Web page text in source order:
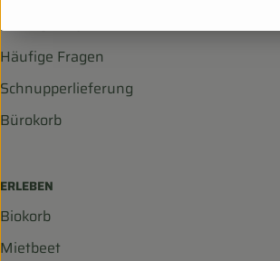
LIEFERSERVICE
Häufige Fragen
Schnupperlieferung
Bürokorb
ERLEBEN
Biokorb
Mietbeet